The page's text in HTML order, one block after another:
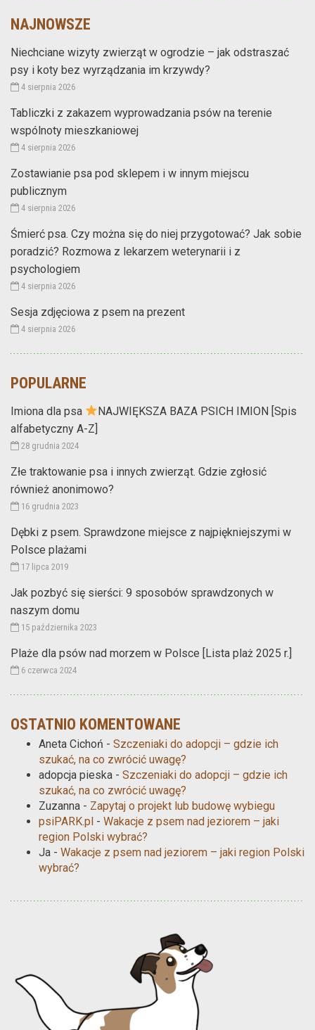
NAJNOWSZE
Niechciane wizyty zwierząt w ogrodzie – jak odstraszać
psy i koty bez wyrządzania im krzywdy?
4 sierpnia 2026
Tabliczki z zakazem wyprowadzania psów na terenie
wspólnoty mieszkaniowej
4 sierpnia 2026
Zostawianie psa pod sklepem i w innym miejscu
publicznym
4 sierpnia 2026
Śmierć psa. Czy można się do niej przygotować? Jak sobie
poradzić? Rozmowa z lekarzem weterynarii i z
psychologiem
4 sierpnia 2026
Sesja zdjęciowa z psem na prezent
4 sierpnia 2026
POPULARNE
Imiona dla psa
NAJWIĘKSZA BAZA PSICH IMION [Spis
alfabetyczny A-Z]
28 grudnia 2024
Złe traktowanie psa i innych zwierząt. Gdzie zgłosić
również anonimowo?
16 grudnia 2023
Dębki z psem. Sprawdzone miejsce z najpiękniejszymi w
Polsce plażami
17 lipca 2019
Jak pozbyć się sierści: 9 sposobów sprawdzonych w
naszym domu
15 października 2023
Plaże dla psów nad morzem w Polsce [Lista plaż 2025 r.]
6 czerwca 2024
OSTATNIO KOMENTOWANE
Aneta Cichoń - Szczeniaki do adopcji – gdzie ich
szukać, na co zwrócić uwagę?
adopcja pieska - Szczeniaki do adopcji – gdzie ich
szukać, na co zwrócić uwagę?
Zuzanna - Zapytaj o projekt lub budowę wybiegu
psiPARK.pl - Wakacje z psem nad jeziorem – jaki
region Polski wybrać?
Ja - Wakacje z psem nad jeziorem – jaki region Polski
wybrać?